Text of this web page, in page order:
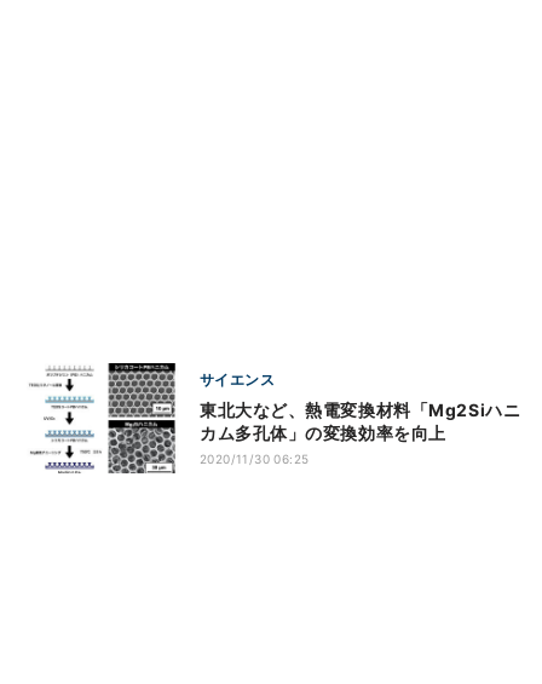
サイエンス
東北大など、熱電変換材料「Mg2Siハニ
カム多孔体」の変換効率を向上
2020/11/30 06:25